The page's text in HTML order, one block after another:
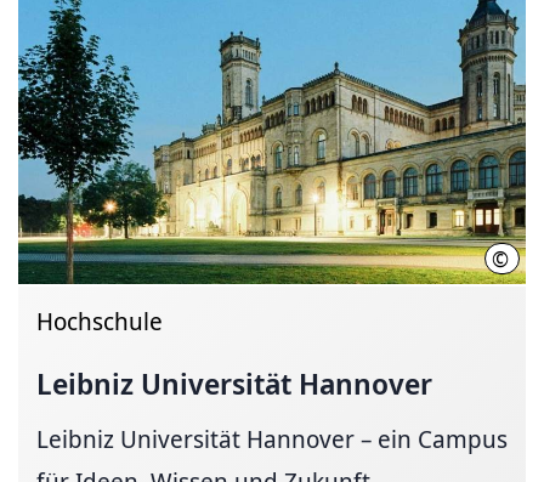
©
Hochschule
Leibniz Universität Hannover
Leibniz Universität Hannover – ein Campus